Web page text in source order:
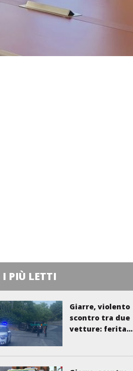
I PIÙ LETTI
Giarre, violento
scontro tra due
vetture: ferita...